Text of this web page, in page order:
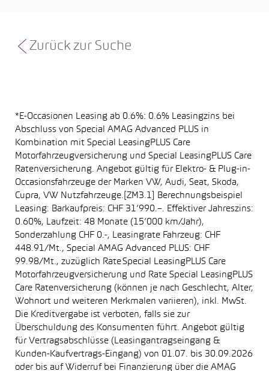
Zurück zur Suche
*E-Occasionen Leasing ab 0.6%: 0.6% Leasingzins bei
Abschluss von Special AMAG Advanced PLUS in
Kombination mit Special LeasingPLUS Care
Motorfahrzeugversicherung und Special LeasingPLUS Care
Ratenversicherung. Angebot gültig für Elektro- & Plug-in-
Occasionsfahrzeuge der Marken VW, Audi, Seat, Skoda,
Cupra, VW Nutzfahrzeuge.[ZM3.1] Berechnungsbeispiel
Leasing: Barkaufpreis: CHF 31’990.–. Effektiver Jahreszins:
0.60%, Laufzeit: 48 Monate (15’000 km/Jahr),
Sonderzahlung CHF 0.-, Leasingrate Fahrzeug: CHF
448.91/Mt., Special AMAG Advanced PLUS: CHF
99.98/Mt., zuzüglich Rate Special LeasingPLUS Care
Motorfahrzeugversicherung und Rate Special LeasingPLUS
Care Ratenversicherung (können je nach Geschlecht, Alter,
Wohnort und weiteren Merkmalen variieren), inkl. MwSt.
Die Kreditvergabe ist verboten, falls sie zur
Überschuldung des Konsumenten führt. Angebot gültig
für Vertragsabschlüsse (Leasingantragseingang &
Kunden-Kaufvertrags-Eingang) von 01.07. bis 30.09.2026
oder bis auf Widerruf bei Finanzierung über die AMAG